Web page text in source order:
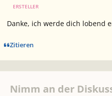
ERSTELLER
Danke, ich werde dich lobend
Zitieren
Nimm an der